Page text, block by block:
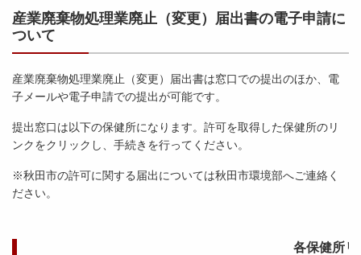
産業廃棄物処理業廃止（変更）届出書の電子申請に
ついて
産業廃棄物処理業廃止（変更）届出書は窓口での提出のほか、電
子メールや電子申請での提出が可能です。
提出窓口は以下の保健所になります。許可を取得した保健所のリ
ンクをクリックし、手続きを行ってください。
※秋田市の許可に関する届出については秋田市環境部へご連絡く
ださい。
各保健所